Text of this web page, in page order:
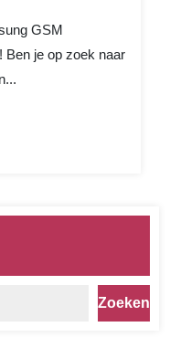
GSM
Ben je op zoek naar
Zoeken